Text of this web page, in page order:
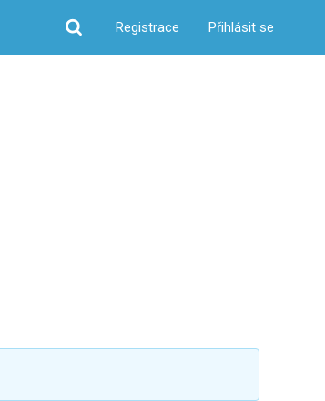
Hledat
Registrace Přihlásit se